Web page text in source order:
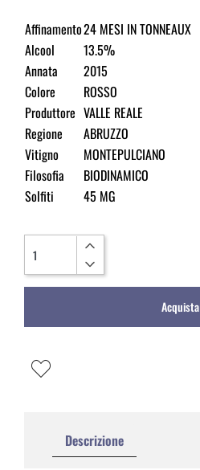
Affinamento24 MESI IN TONNEAUX
Alcool
13.5%
Annata
2015
Colore
ROSSO
Produttore VALLE REALE
Regione
ABRUZZO
Vitigno
MONTEPULCIANO
Filosofia
BIODINAMICO
Solfiti
45 MG
Acquista
Descrizione